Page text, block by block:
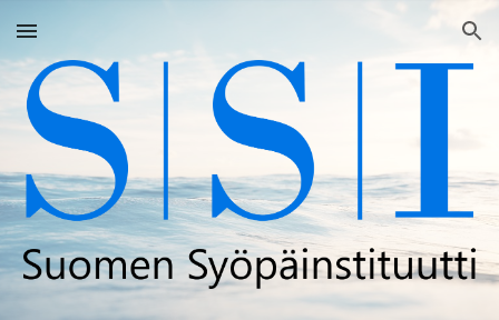
Skip to main content Skip to navigation